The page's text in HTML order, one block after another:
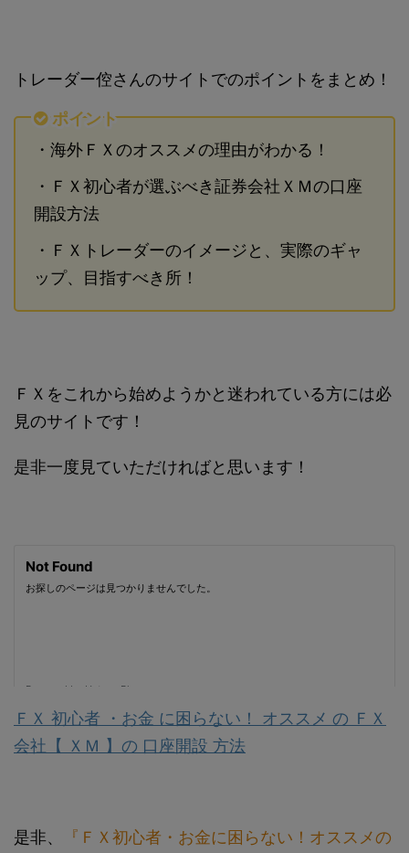
トレーダー倥さんのサイトでのポイントをまとめ！
ポイント
・海外ＦＸのオススメの理由がわかる！
・ＦＸ初心者が選ぶべき証券会社ＸＭの口座
開設方法
・ＦＸトレーダーのイメージと、実際のギャ
ップ、目指すべき所！
ＦＸをこれから始めようかと迷われている方には必
見のサイトです！
是非一度見ていただければと思います！
ＦＸ 初心者 ・お金 に困らない！ オススメ の ＦＸ
会社【 ＸＭ 】の 口座開設 方法
是非、
『ＦＸ初心者・お金に困らない！オススメの